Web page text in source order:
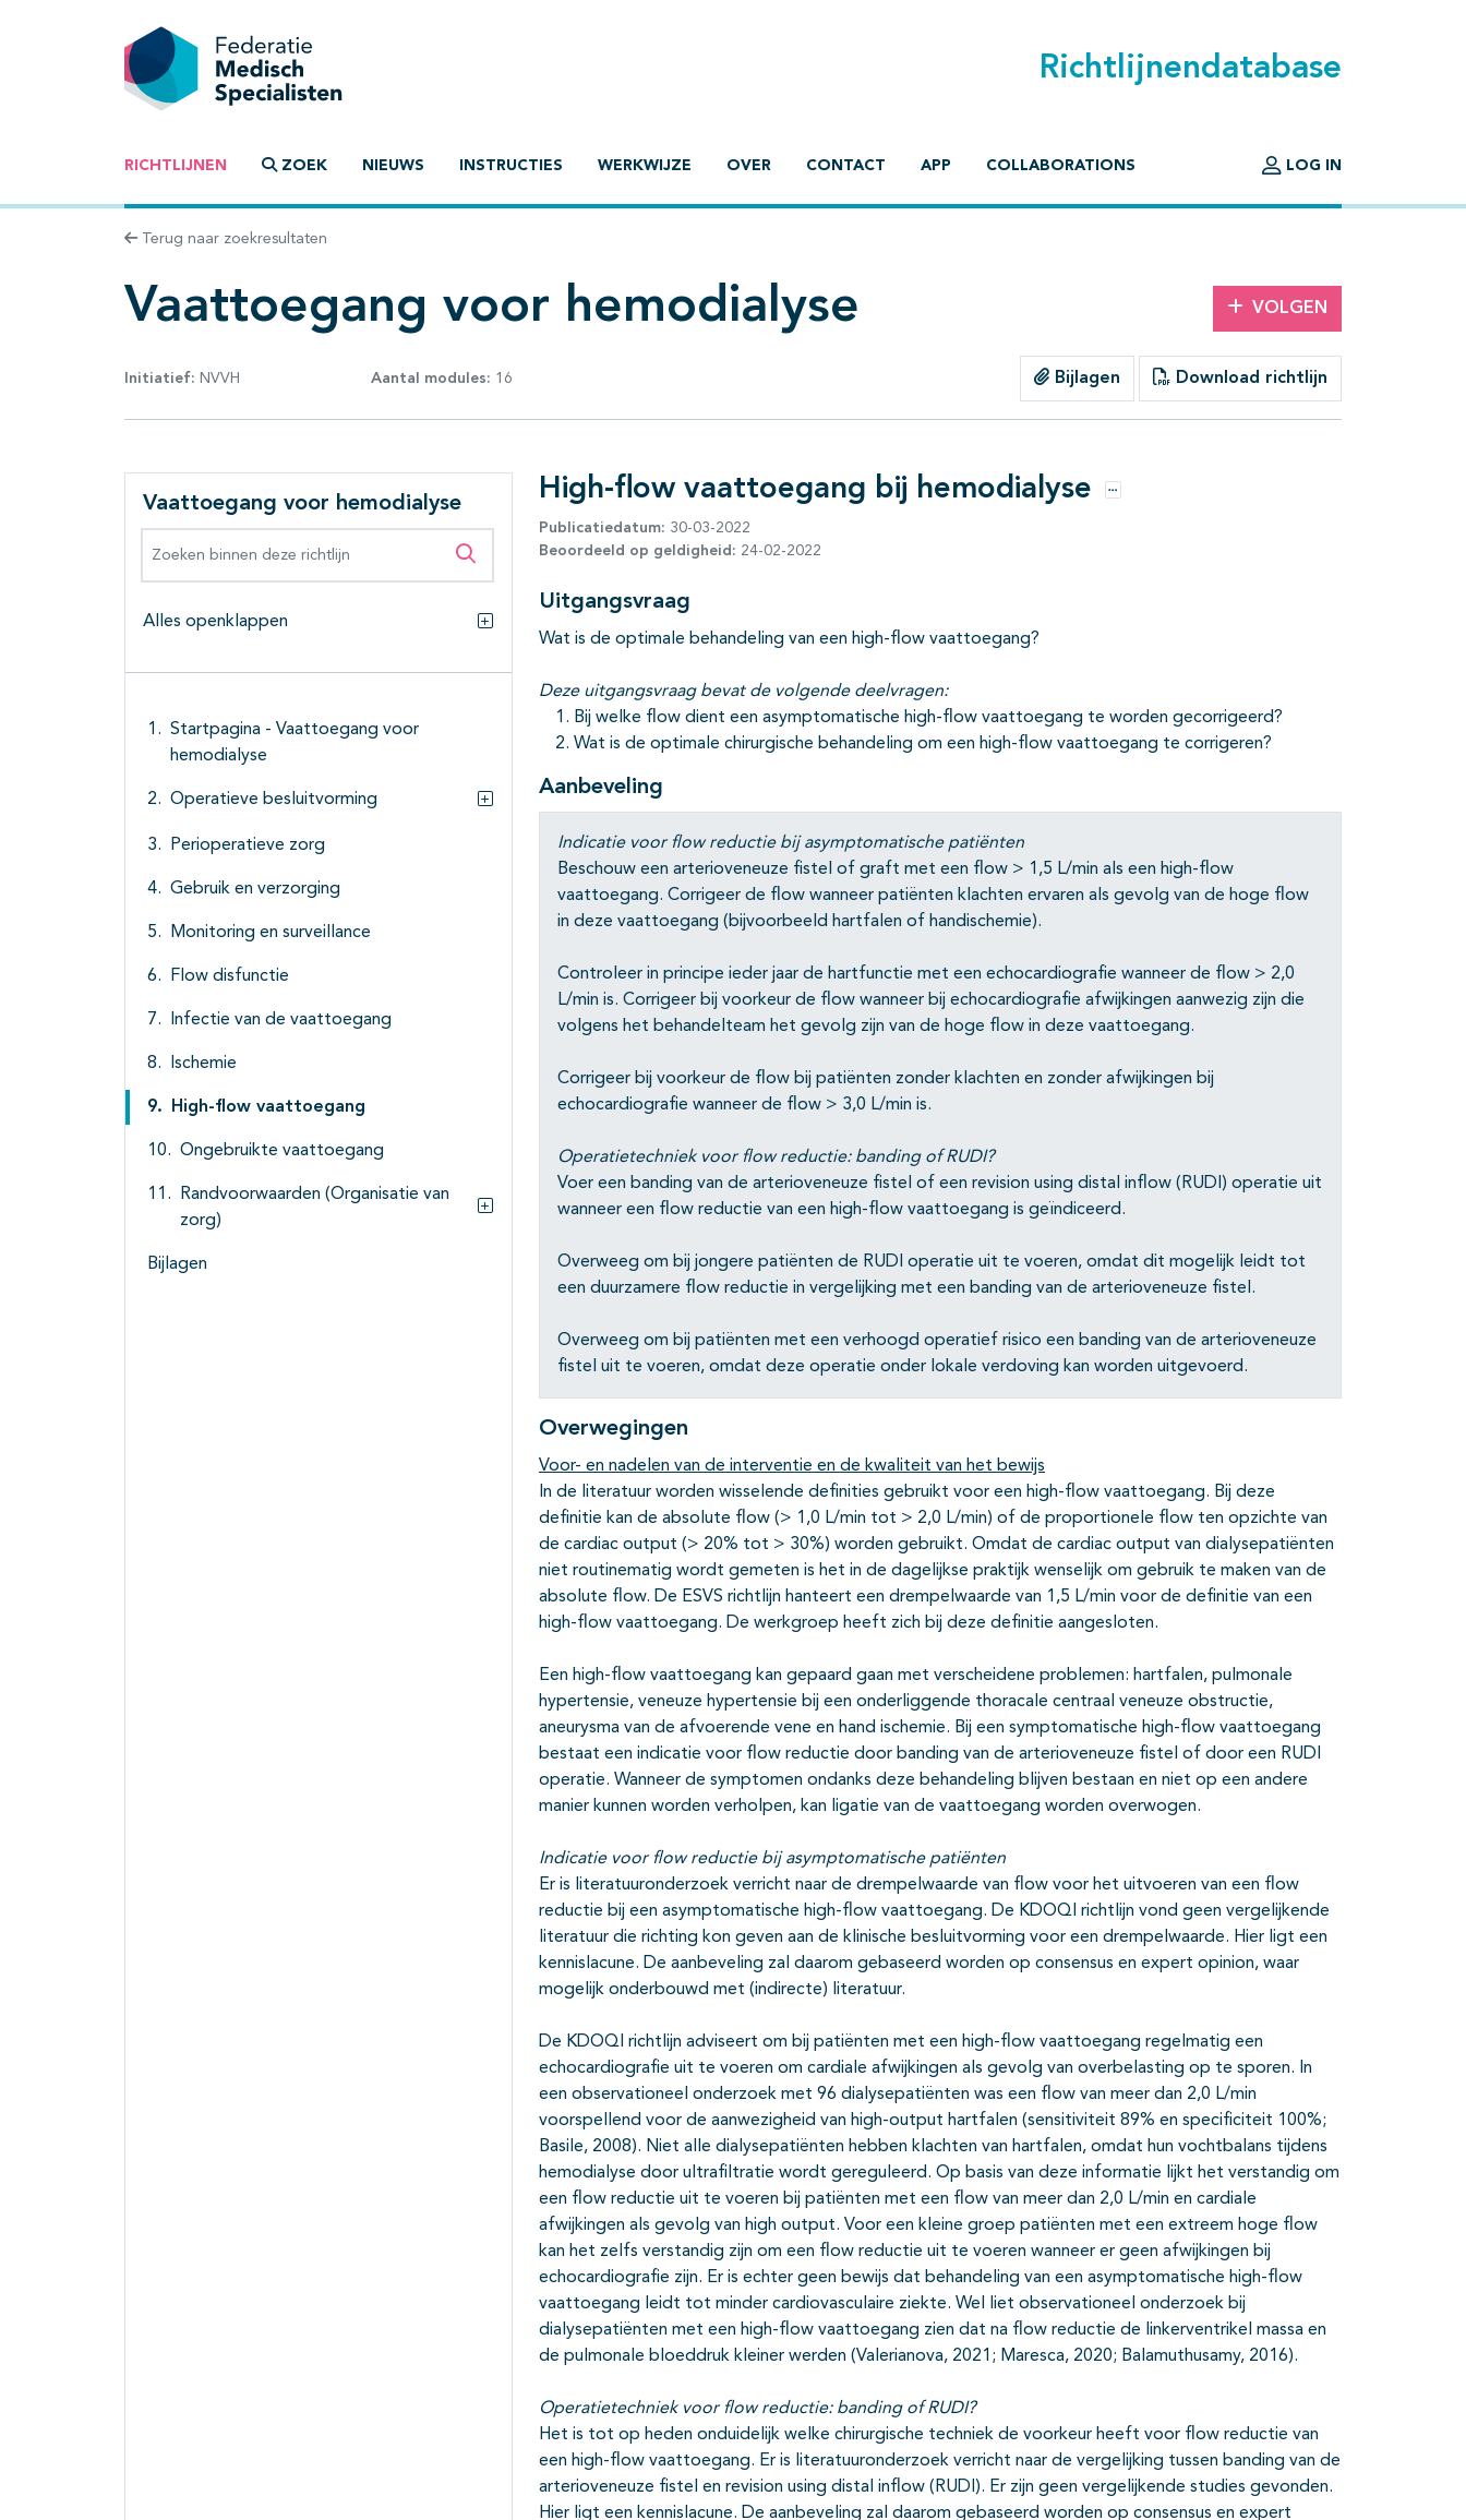
Richtlijnendatabase
RICHTLIJNEN ZOEK NIEUWS INSTRUCTIES WERKWIJZE OVER CONTACT APP COLLABORATIONS LOG IN
Terug naar zoekresultaten
Vaattoegang voor hemodialyse VOLGEN
Initiatief: NVVH Aantal modules: 16 Bijlagen Download richtlijn
Vaattoegang voor hemodialyse
Zoeken binnen deze richtlijn
Alles openklappen
Alles openklappen
Startpagina - Vaattoegang voor
hemodialyse
Operatieve besluitvorming
Perioperatieve zorg
Gebruik en verzorging
Monitoring en surveillance
Flow disfunctie
Infectie van de vaattoegang
Ischemie
High-flow vaattoegang
Ongebruikte vaattoegang
Randvoorwaarden (Organisatie van
zorg)
Bijlagen
High-flow vaattoegang bij hemodialyse Opties
Publicatiedatum: 30-03-2022
Beoordeeld op geldigheid: 24-02-2022
Uitgangsvraag
Wat is de optimale behandeling van een high-flow vaattoegang?
Deze uitgangsvraag bevat de volgende deelvragen:
Bij welke flow dient een asymptomatische high-flow vaattoegang te worden gecorrigeerd?
Wat is de optimale chirurgische behandeling om een high-flow vaattoegang te corrigeren?
Aanbeveling
Indicatie voor flow reductie bij asymptomatische patiënten
Beschouw een arterioveneuze fistel of graft met een flow > 1,5 L/min als een high-flow
vaattoegang. Corrigeer de flow wanneer patiënten klachten ervaren als gevolg van de hoge flow
in deze vaattoegang (bijvoorbeeld hartfalen of handischemie).
Controleer in principe ieder jaar de hartfunctie met een echocardiografie wanneer de flow > 2,0
L/min is. Corrigeer bij voorkeur de flow wanneer bij echocardiografie afwijkingen aanwezig zijn die
volgens het behandelteam het gevolg zijn van de hoge flow in deze vaattoegang.
Corrigeer bij voorkeur de flow bij patiënten zonder klachten en zonder afwijkingen bij
echocardiografie wanneer de flow > 3,0 L/min is.
Operatietechniek voor flow reductie: banding of RUDI?
Voer een banding van de arterioveneuze fistel of een revision using distal inflow (RUDI) operatie uit
wanneer een flow reductie van een high-flow vaattoegang is geïndiceerd.
Overweeg om bij jongere patiënten de RUDI operatie uit te voeren, omdat dit mogelijk leidt tot
een duurzamere flow reductie in vergelijking met een banding van de arterioveneuze fistel.
Overweeg om bij patiënten met een verhoogd operatief risico een banding van de arterioveneuze
fistel uit te voeren, omdat deze operatie onder lokale verdoving kan worden uitgevoerd.
Overwegingen
Voor- en nadelen van de interventie en de kwaliteit van het bewijs
In de literatuur worden wisselende definities gebruikt voor een high-flow vaattoegang. Bij deze
definitie kan de absolute flow (> 1,0 L/min tot > 2,0 L/min) of de proportionele flow ten opzichte van
de cardiac output (> 20% tot > 30%) worden gebruikt. Omdat de cardiac output van dialysepatiënten
niet routinematig wordt gemeten is het in de dagelijkse praktijk wenselijk om gebruik te maken van de
absolute flow. De ESVS richtlijn hanteert een drempelwaarde van 1,5 L/min voor de definitie van een
high-flow vaattoegang. De werkgroep heeft zich bij deze definitie aangesloten.
Een high-flow vaattoegang kan gepaard gaan met verscheidene problemen: hartfalen, pulmonale
hypertensie, veneuze hypertensie bij een onderliggende thoracale centraal veneuze obstructie,
aneurysma van de afvoerende vene en hand ischemie. Bij een symptomatische high-flow vaattoegang
bestaat een indicatie voor flow reductie door banding van de arterioveneuze fistel of door een RUDI
operatie. Wanneer de symptomen ondanks deze behandeling blijven bestaan en niet op een andere
manier kunnen worden verholpen, kan ligatie van de vaattoegang worden overwogen.
Indicatie voor flow reductie bij asymptomatische patiënten
Er is literatuuronderzoek verricht naar de drempelwaarde van flow voor het uitvoeren van een flow
reductie bij een asymptomatische high-flow vaattoegang. De KDOQI richtlijn vond geen vergelijkende
literatuur die richting kon geven aan de klinische besluitvorming voor een drempelwaarde. Hier ligt een
kennislacune. De aanbeveling zal daarom gebaseerd worden op consensus en expert opinion, waar
mogelijk onderbouwd met (indirecte) literatuur.
De KDOQI richtlijn adviseert om bij patiënten met een high-flow vaattoegang regelmatig een
echocardiografie uit te voeren om cardiale afwijkingen als gevolg van overbelasting op te sporen. In
een observationeel onderzoek met 96 dialysepatiënten was een flow van meer dan 2,0 L/min
voorspellend voor de aanwezigheid van high-output hartfalen (sensitiviteit 89% en specificiteit 100%;
Basile, 2008). Niet alle dialysepatiënten hebben klachten van hartfalen, omdat hun vochtbalans tijdens
hemodialyse door ultrafiltratie wordt gereguleerd. Op basis van deze informatie lijkt het verstandig om
een flow reductie uit te voeren bij patiënten met een flow van meer dan 2,0 L/min en cardiale
afwijkingen als gevolg van high output. Voor een kleine groep patiënten met een extreem hoge flow
kan het zelfs verstandig zijn om een flow reductie uit te voeren wanneer er geen afwijkingen bij
echocardiografie zijn. Er is echter geen bewijs dat behandeling van een asymptomatische high-flow
vaattoegang leidt tot minder cardiovasculaire ziekte. Wel liet observationeel onderzoek bij
dialysepatiënten met een high-flow vaattoegang zien dat na flow reductie de linkerventrikel massa en
de pulmonale bloeddruk kleiner werden (Valerianova, 2021; Maresca, 2020; Balamuthusamy, 2016).
Operatietechniek voor flow reductie: banding of RUDI?
Het is tot op heden onduidelijk welke chirurgische techniek de voorkeur heeft voor flow reductie van
een high-flow vaattoegang. Er is literatuuronderzoek verricht naar de vergelijking tussen banding van de
arterioveneuze fistel en revision using distal inflow (RUDI). Er zijn geen vergelijkende studies gevonden.
Hier ligt een kennislacune. De aanbeveling zal daarom gebaseerd worden op consensus en expert